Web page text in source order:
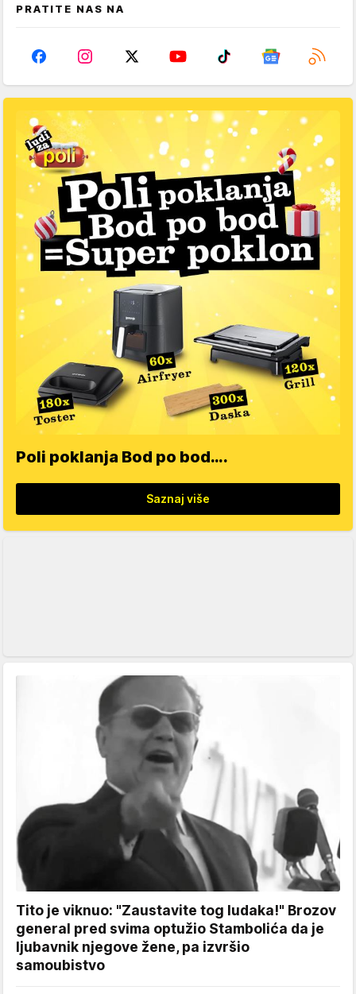
PRATITE NAS NA
Poli poklanja Bod po bod….
Saznaj više
Tito je viknuo: "Zaustavite tog ludaka!" Brozov
general pred svima optužio Stambolića da je
ljubavnik njegove žene, pa izvršio
samoubistvo